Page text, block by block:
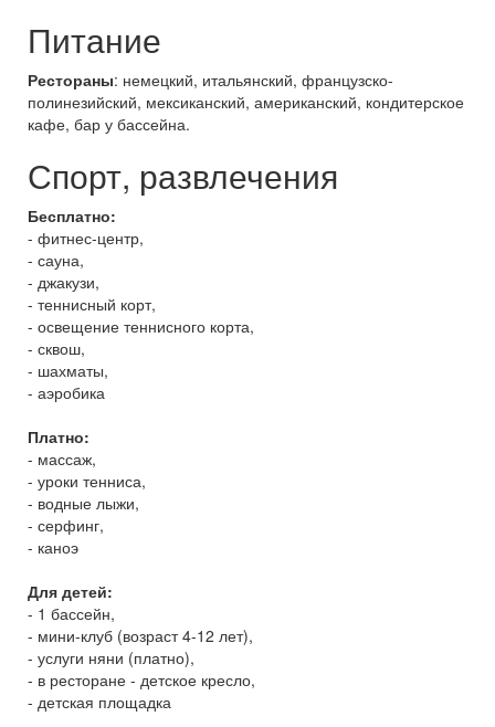
Питание
Рестораны: немецкий, итальянский, французско-
полинезийский, мексиканский, американский, кондитерское
кафе, бар у бассейна.
Спорт, развлечения
Бесплатно:
- фитнес-центр,
- сауна,
- джакузи,
- теннисный корт,
- освещение теннисного корта,
- сквош,
- шахматы,
- аэробика
Платно:
- массаж,
- уроки тенниса,
- водные лыжи,
- серфинг,
- каноэ
Для детей:
- 1 бассейн,
- мини-клуб (возраст 4-12 лет),
- услуги няни (платно),
- в ресторане - детское кресло,
- детская площадка